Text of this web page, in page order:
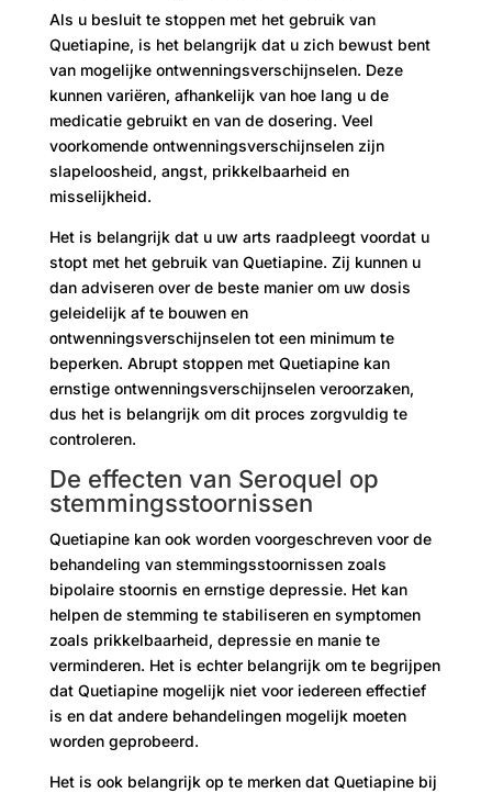
Als u besluit te stoppen met het gebruik van
Quetiapine, is het belangrijk dat u zich bewust bent
van mogelijke ontwenningsverschijnselen. Deze
kunnen variëren, afhankelijk van hoe lang u de
medicatie gebruikt en van de dosering. Veel
voorkomende ontwenningsverschijnselen zijn
slapeloosheid, angst, prikkelbaarheid en
misselijkheid.
Het is belangrijk dat u uw arts raadpleegt voordat u
stopt met het gebruik van Quetiapine. Zij kunnen u
dan adviseren over de beste manier om uw dosis
geleidelijk af te bouwen en
ontwenningsverschijnselen tot een minimum te
beperken. Abrupt stoppen met Quetiapine kan
ernstige ontwenningsverschijnselen veroorzaken,
dus het is belangrijk om dit proces zorgvuldig te
controleren.
De effecten van Seroquel op
stemmingsstoornissen
Quetiapine kan ook worden voorgeschreven voor de
behandeling van stemmingsstoornissen zoals
bipolaire stoornis en ernstige depressie. Het kan
helpen de stemming te stabiliseren en symptomen
zoals prikkelbaarheid, depressie en manie te
verminderen. Het is echter belangrijk om te begrijpen
dat Quetiapine mogelijk niet voor iedereen effectief
is en dat andere behandelingen mogelijk moeten
worden geprobeerd.
Het is ook belangrijk op te merken dat Quetiapine bij